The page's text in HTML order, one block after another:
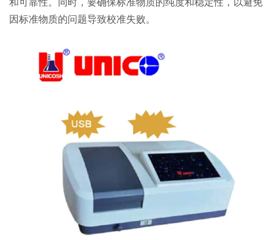
和可靠性。同时，要确保标准物质的纯度和稳定性，以避免
因标准物质的问题导致校准失败。